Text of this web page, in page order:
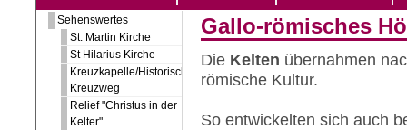
Sehenswertes
St. Martin Kirche
St Hilarius Kirche
Kreuzkapelle/Historischer
Kreuzweg
Relief "Christus in der
Kelter"
Gallo-römisches
Die Kelten übernahmen
römische Kultur.
So entwickelten sich auch